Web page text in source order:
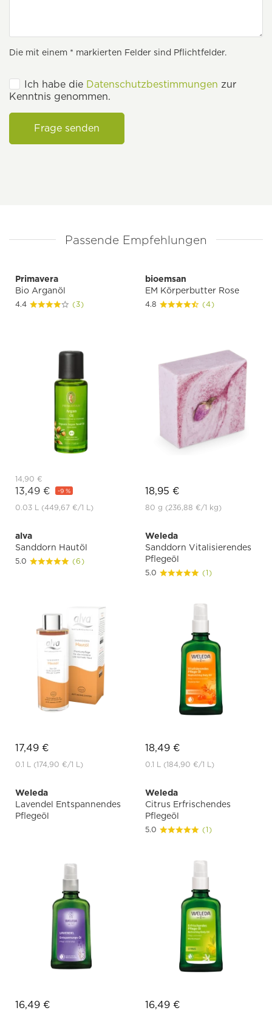
Die mit einem * markierten Felder sind Pflichtfelder.
Ich habe die Datenschutzbestimmungen zur
Kenntnis genommen.
Frage senden
Passende Empfehlungen
Primavera
Bio Arganöl
4.4 (3)
14,90 €
13,49 € -9 %
0.03 L (449,67 €/1 L)
bioemsan
EM Körperbutter Rose
4.8 (4)
18,95 €
80 g (236,88 €/1 kg)
alva
Sanddorn Hautöl
5.0 (6)
17,49 €
0.1 L (174,90 €/1 L)
Weleda
Sanddorn Vitalisierendes
Pflegeöl
5.0 (1)
18,49 €
0.1 L (184,90 €/1 L)
Weleda
Lavendel Entspannendes
Pflegeöl
16,49 €
Weleda
Citrus Erfrischendes
Pflegeöl
5.0 (1)
16,49 €